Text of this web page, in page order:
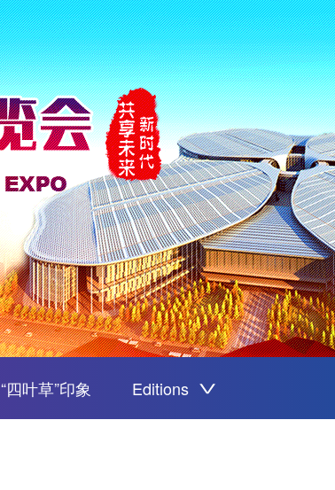
“四叶草”印象 Editions
English